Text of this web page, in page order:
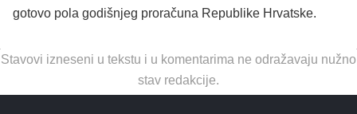
gotovo pola godišnjeg proračuna Republike Hrvatske.
Stavovi izneseni u tekstu i u komentarima ne odražavaju nužno
stav redakcije.